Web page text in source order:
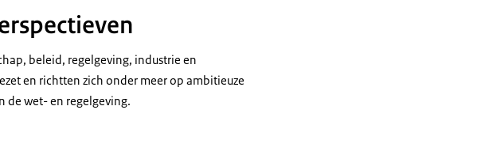
beleid, regelgeving, industrie en
en richtten zich onder meer op ambitieuze
de wet- en regelgeving.